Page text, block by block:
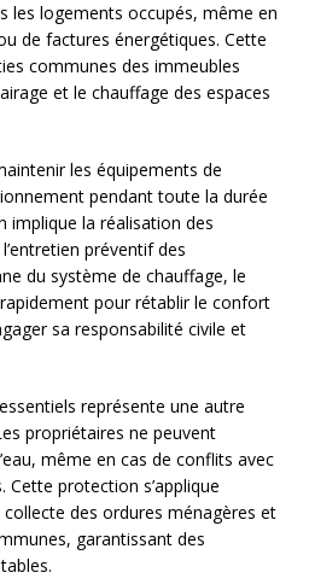
les logements occupés, même en
de factures énergétiques. Cette
communes des immeubles
et le chauffage des espaces
les équipements de
pendant toute la durée
implique la réalisation des
préventif des
du système de chauffage, le
pour rétablir le confort
sa responsabilité civile et
représente une autre
propriétaires ne peuvent
même en cas de conflits avec
Cette protection s’applique
des ordures ménagères et
garantissant des